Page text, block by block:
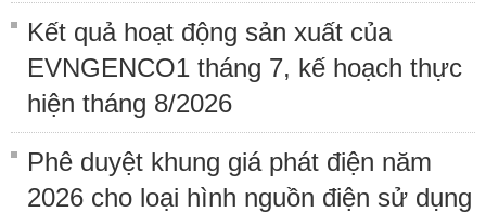
Kết quả hoạt động sản xuất của
EVNGENCO1 tháng 7, kế hoạch thực
hiện tháng 8/2026
Phê duyệt khung giá phát điện năm
2026 cho loại hình nguồn điện sử dụng